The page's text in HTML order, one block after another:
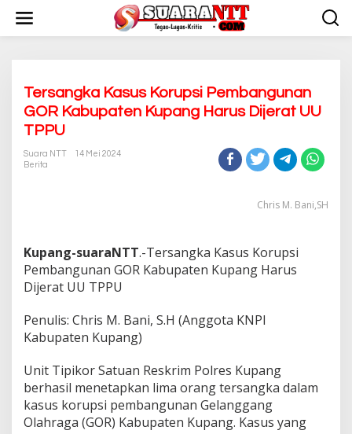
w
Tersangka Kasus Korupsi Pembangunan
GOR Kabupaten Kupang Harus Dijerat UU
TPPU
Suara NTT
14 Mei 2024
Berita
Chris M. Bani,SH
Kupang-suaraNTT.-Tersangka Kasus Korupsi
Pembangunan GOR Kabupaten Kupang Harus
Dijerat UU TPPU
Penulis: Chris M. Bani, S.H (Anggota KNPI
Kabupaten Kupang)
Unit Tipikor Satuan Reskrim Polres Kupang
berhasil menetapkan lima orang tersangka dalam
kasus korupsi pembangunan Gelanggang
Olahraga (GOR) Kabupaten Kupang. Kasus yang